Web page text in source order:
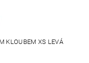
KLOUBEM XS LEVÁ